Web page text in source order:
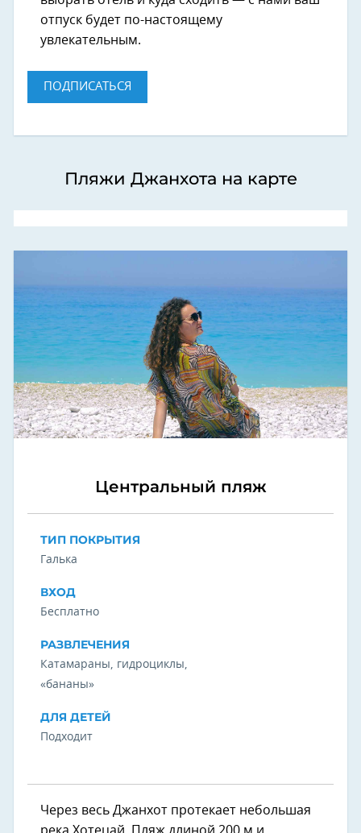
отпуск будет по-настоящему
увлекательным.
ПОДПИСАТЬСЯ
Пляжи Джанхота на карте
Центральный пляж
ТИП ПОКРЫТИЯ
Галька
ВХОД
Бесплатно
РАЗВЛЕЧЕНИЯ
Катамараны, гидроциклы,
«бананы»
ДЛЯ ДЕТЕЙ
Подходит
Через весь Джанхот протекает небольшая